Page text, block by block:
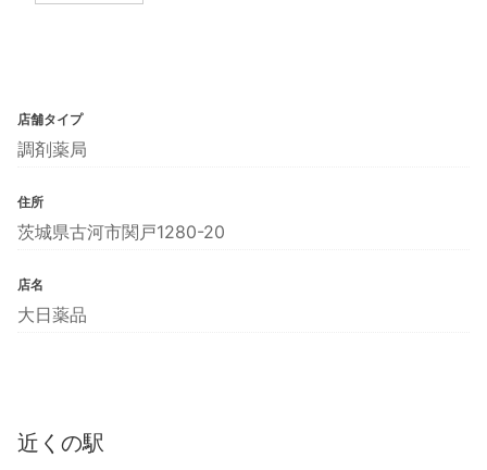
店舗タイプ
調剤薬局
住所
茨城県古河市関戸1280-20
店名
大日薬品
近くの駅